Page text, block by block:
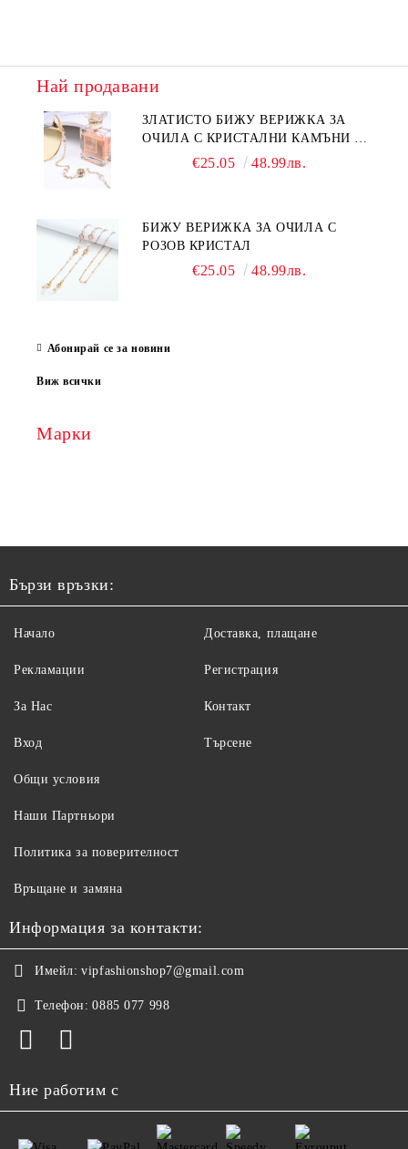
Най продавани
ЗЛАТИСТО БИЖУ ВЕРИЖКА ЗА
ОЧИЛА С КРИСТАЛНИ КАМЪНИ И
€25.05 48.99лв.
БИЖУ ВЕРИЖКА ЗА ОЧИЛА С
РОЗОВ КРИСТАЛ
€25.05 48.99лв.
Абонирай се за новини
Виж всички
Марки
Бързи връзки:
Начало
Рекламации
За Нас
Вход
Доставка, плащане
Регистрация
Контакт
Търсене
Общи условия
Наши Партньори
Политика за поверителност
Връщане и замяна
Информация за контакти:
Имейл: vipfashionshop7@gmail.com
Телефон: 0885 077 998
Ние работим с